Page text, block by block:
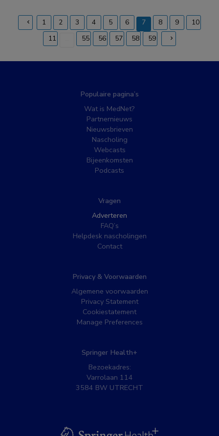
1 2 3 4 5 6
7
(current)
8 9
10
11
55 56 57 58 59
Populaire pagina’s
Wat is MedNet?
Partnernieuws
Nieuwsbrieven
Nascholing
Webcasts
Bijeenkomsten
Podcasts
Vragen
Adverteren
FAQ’s
Helpdesk nascholingen
Contact
Privacy & Voorwaarden
Algemene voorwaarden
Privacy Statement
Cookiestatement
Manage Preferences
Springer Health+
Bezoekadres:
Varrolaan 114
3584 BW UTRECHT
BSL